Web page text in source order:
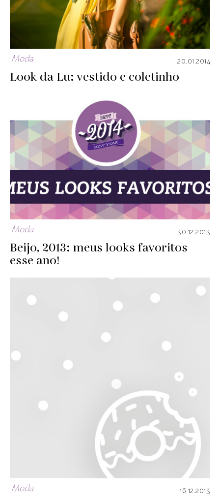
Moda 20.01.2014
Look da Lu: vestido e coletinho
Moda 30.12.2013
Beijo, 2013: meus looks favoritos
esse ano!
Moda 16.12.2013